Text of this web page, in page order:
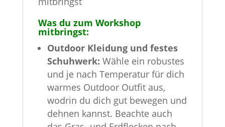
Was du zum Workshop
mitbringst:
Outdoor Kleidung und festes
Schuhwerk: Wähle ein robustes
und je nach Temperatur für dich
warmes Outdoor Outfit aus,
wodrin du dich gut bewegen und
dehnen kannst. Beachte auch